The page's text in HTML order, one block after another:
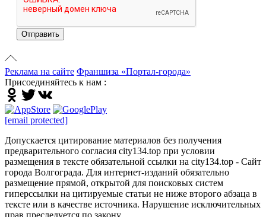
Отправить
Реклама на сайте Франшиза «Портал-города»
Присоединяйтесь к нам :
[email protected]
Допускается цитирование материалов без получения
предварительного согласия city134.top при условии
размещения в тексте обязательной ссылки на city134.top - Сайт
города Волгограда. Для интернет-изданий обязательно
размещение прямой, открытой для поисковых систем
гиперссылки на цитируемые статьи не ниже второго абзаца в
тексте или в качестве источника. Нарушение исключительных